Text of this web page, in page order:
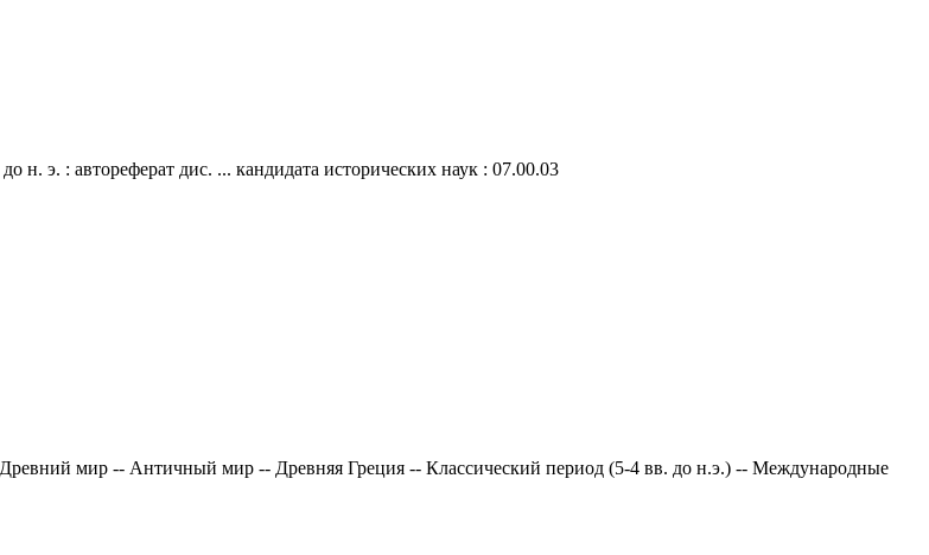
н. э. : автореферат дис. ... кандидата исторических наук : 07.00.03
мир -- Античный мир -- Древняя Греция -- Классический период (5-4 вв. до н.э.) -- Международные